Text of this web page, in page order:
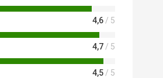
4,6/ 5
4,7/ 5
4,5/ 5